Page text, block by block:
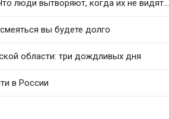
люди вытворяют, когда их не видят...
вы будете долго
области: три дождливых дня
в России